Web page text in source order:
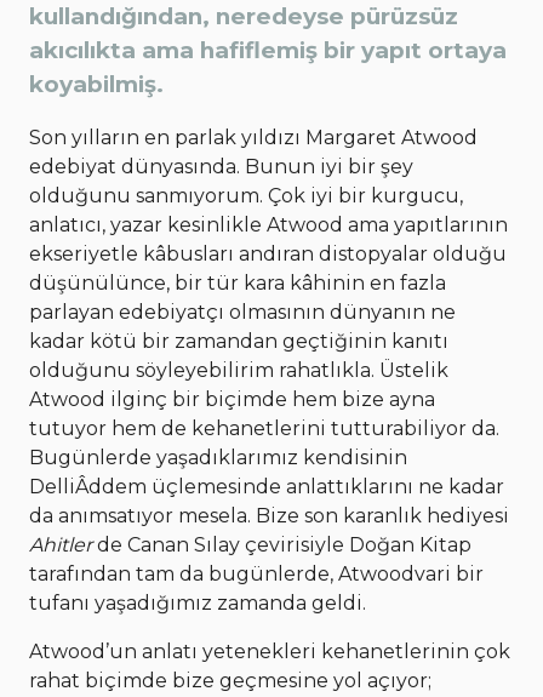
kullandığından, neredeyse pürüzsüz
akıcılıkta ama hafiflemiş bir yapıt ortaya
koyabilmiş.
Son yılların en parlak yıldızı Margaret Atwood
edebiyat dünyasında. Bunun iyi bir şey
olduğunu sanmıyorum. Çok iyi bir kurgucu,
anlatıcı, yazar kesinlikle Atwood ama yapıtlarının
ekseriyetle kâbusları andıran distopyalar olduğu
düşünülünce, bir tür kara kâhinin en fazla
parlayan edebiyatçı olmasının dünyanın ne
kadar kötü bir zamandan geçtiğinin kanıtı
olduğunu söyleyebilirim rahatlıkla. Üstelik
Atwood ilginç bir biçimde hem bize ayna
tutuyor hem de kehanetlerini tutturabiliyor da.
Bugünlerde yaşadıklarımız kendisinin
DelliÂddem üçlemesinde anlattıklarını ne kadar
da anımsatıyor mesela. Bize son karanlık hediyesi
Ahitlerde Canan Sılay çevirisiyle Doğan Kitap
tarafından tam da bugünlerde, Atwoodvari bir
tufanı yaşadığımız zamanda geldi.
Atwood’un anlatı yetenekleri kehanetlerinin çok
rahat biçimde bize geçmesine yol açıyor;